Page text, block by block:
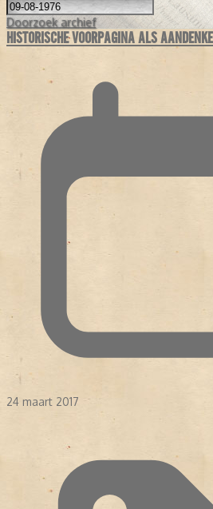
Doorzoek archief
HISTORISCHE VOORPAGINA ALS
24 maart 2017